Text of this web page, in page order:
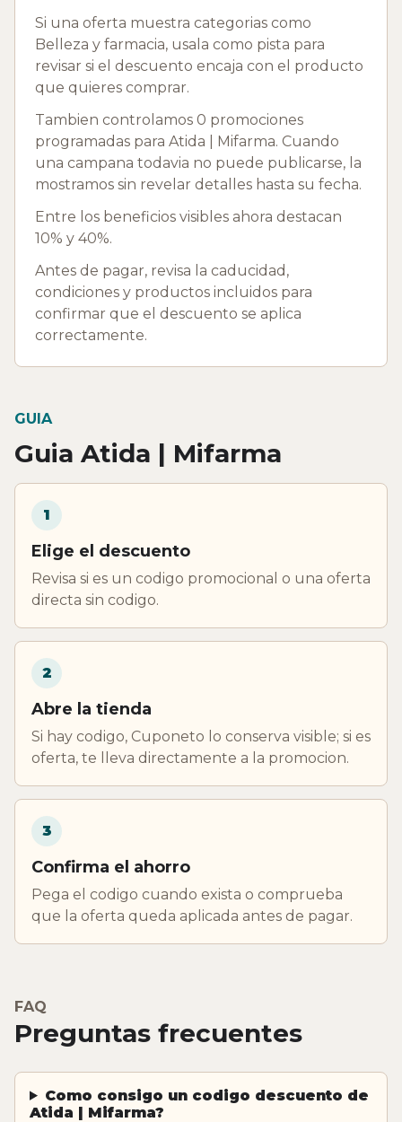
Si una oferta muestra categorias como
Belleza y farmacia, usala como pista para
revisar si el descuento encaja con el producto
que quieres comprar.
Tambien controlamos 0 promociones
programadas para Atida | Mifarma. Cuando
una campana todavia no puede publicarse, la
mostramos sin revelar detalles hasta su fecha.
Entre los beneficios visibles ahora destacan
10% y 40%.
Antes de pagar, revisa la caducidad,
condiciones y productos incluidos para
confirmar que el descuento se aplica
correctamente.
GUIA
Guia Atida | Mifarma
1
Elige el descuento
Revisa si es un codigo promocional o una oferta
directa sin codigo.
2
Abre la tienda
Si hay codigo, Cuponeto lo conserva visible; si es
oferta, te lleva directamente a la promocion.
3
Confirma el ahorro
Pega el codigo cuando exista o comprueba
que la oferta queda aplicada antes de pagar.
FAQ
Preguntas frecuentes
Como consigo un codigo descuento de
Atida | Mifarma?